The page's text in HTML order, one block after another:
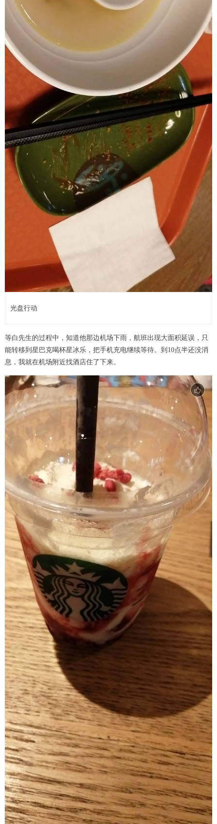
光盘行动
等白先生的过程中，知道他那边机场下雨，航班出现大面积延误，只
能转移到星巴克喝杯星冰乐，把手机充电继续等待。到10点半还没消
息，我就在机场附近找酒店住了下来。